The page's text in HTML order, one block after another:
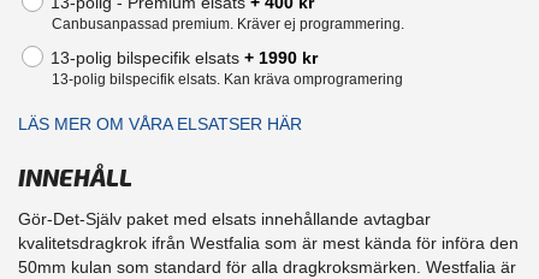
Canbusanpassad premium. Kräver ej programmering.
13-polig bilspecifik elsats + 1990 kr
13-polig bilspecifik elsats. Kan kräva omprogramering
LÄS MER OM VÅRA ELSATSER HÄR
INNEHÅLL
Gör-Det-Själv paket med elsats innehållande avtagbar
kvalitetsdragkrok ifrån Westfalia som är mest kända för införa den
50mm kulan som standard för alla dragkroksmärken. Westfalia är